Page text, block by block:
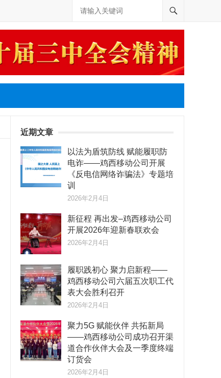
近期文章
以法为盾筑防线 赋能履职防
电诈——鸡西移动公司开展
《反电信网络诈骗法》专题培
训
2026年2月4日
新征程 再出发–鸡西移动公司
开展2026年迎新春联欢会
2026年2月4日
履职践初心 聚力启新程——
鸡西移动公司六届五次职工代
表大会胜利召开
2026年2月4日
聚力5G 赋能伙伴 共拓新局
——鸡西移动公司成功召开渠
道合作伙伴大会及一季度终端
订货会
2026年2月4日